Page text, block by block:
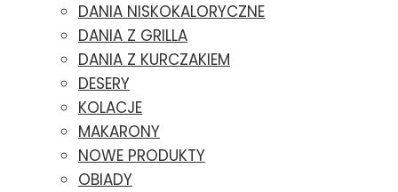
DANIA NISKOKALORYCZNE
DANIA Z GRILLA
DANIA Z KURCZAKIEM
DESERY
KOLACJE
MAKARONY
NOWE PRODUKTY
OBIADY